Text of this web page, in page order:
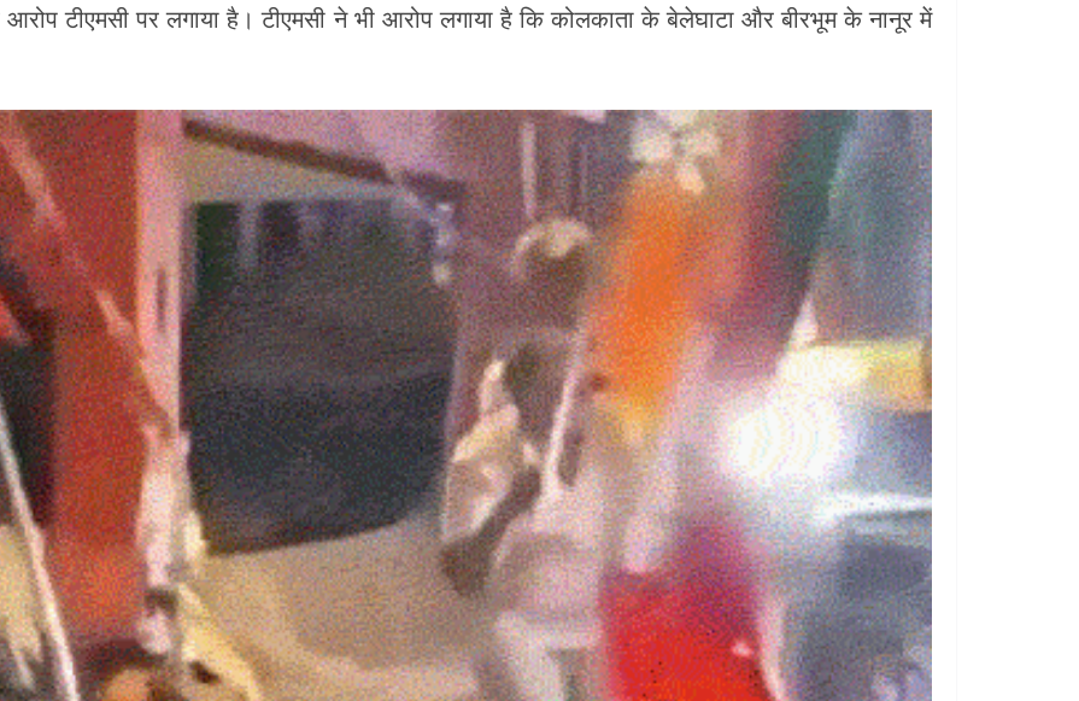
आरोप टीएमसी पर लगाया है। टीएमसी ने भी आरोप लगाया है कि कोलकाता के बेलेघाटा और बीरभूम के नानूर में